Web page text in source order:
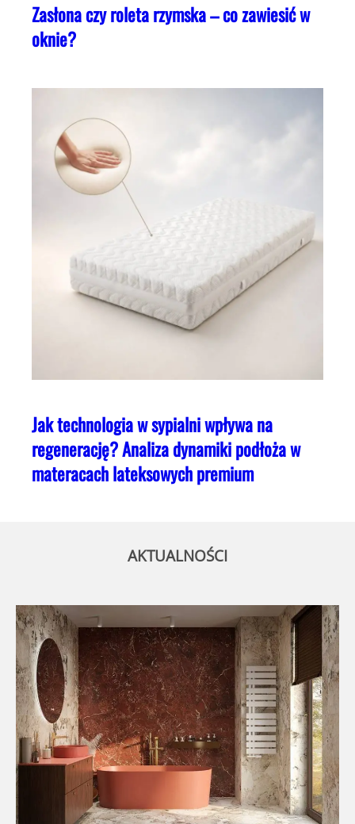
Zasłona czy roleta rzymska – co zawiesić w
oknie?
Jak technologia w sypialni wpływa na
regenerację? Analiza dynamiki podłoża w
materacach lateksowych premium
AKTUALNOŚCI